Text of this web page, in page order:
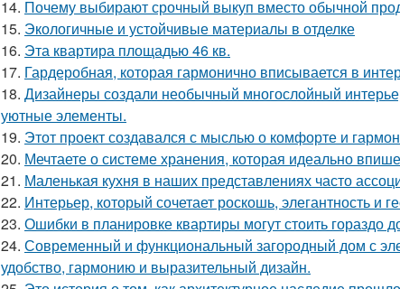
14. Почему выбирают срочный выкуп вместо обычной
15. Экологичные и устойчивые материалы в отделке
16. Эта квартира площадью 46 кв.
17. Гардеробная, которая гармонично вписывается в
18. Дизайнеры создали необычный многослойный
уютные элементы.
19. Этот проект создавался с мыслью о комфорте и
20. Мечтаете о системе хранения, которая идеально
21. Маленькая кухня в наших представлениях часто
22. Интерьер, который сочетает роскошь, элегантность и
23. Ошибки в планировке квартиры могут стоить гораздо
24. Современный и функциональный загородный дом с
удобство, гармонию и выразительный дизайн.